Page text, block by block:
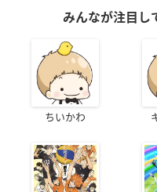
みんなが注目し
ちいかわ